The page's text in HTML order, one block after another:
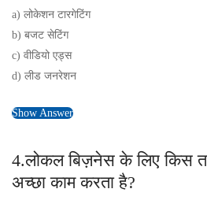
a) लोकेशन टारगेटिंग
b) बजट सेटिंग
c) वीडियो एड्स
d) लीड जनरेशन
Show Answer
4.लोकल बिज़नेस के लिए किस
अच्छा काम करता है?